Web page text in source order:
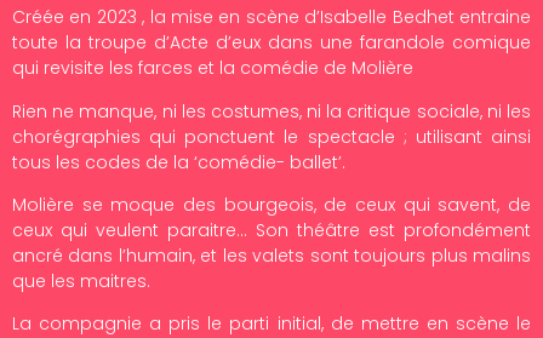
Créée en 2023 , la mise en scène d’Isabelle Bedhet entraine
toute la troupe d’Acte d’eux dans une farandole comique
qui revisite les farces et la comédie de Molière
Rien ne manque, ni les costumes, ni la critique sociale, ni les
chorégraphies qui ponctuent le spectacle ; utilisant ainsi
tous les codes de la ‘comédie- ballet’.
Molière se moque des bourgeois, de ceux qui savent, de
ceux qui veulent paraitre… Son théâtre est profondément
ancré dans l’humain, et les valets sont toujours plus malins
que les maitres.
La compagnie a pris le parti initial, de mettre en scène le